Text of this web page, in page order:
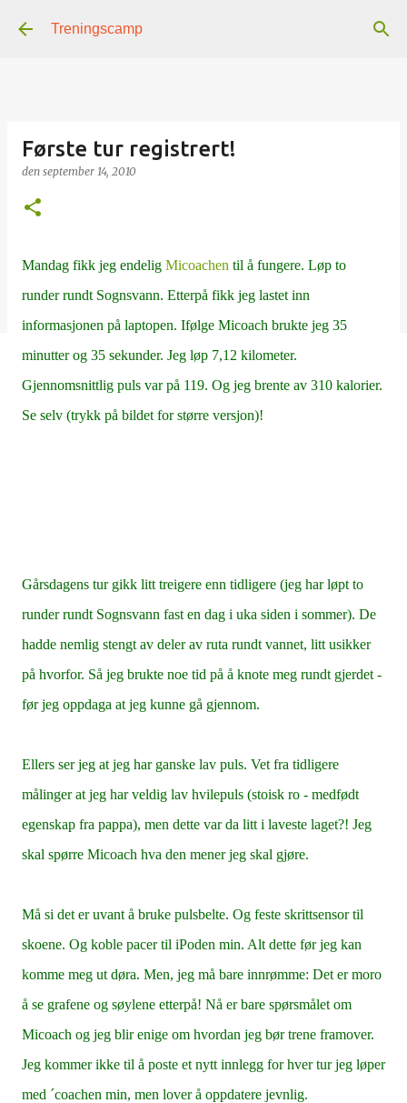
Gå til hovedinnhold
Treningscamp
Første tur registrert!
den september 14, 2010
Mandag fikk jeg endelig Micoachen til å fungere. Løp to
runder rundt Sognsvann. Etterpå fikk jeg lastet inn
informasjonen på laptopen. Ifølge Micoach brukte jeg 35
minutter og 35 sekunder. Jeg løp 7,12 kilometer.
Gjennomsnittlig puls var på 119. Og jeg brente av 310 kalorier.
Se selv (trykk på bildet for større versjon)!
Gårsdagens tur gikk litt treigere enn tidligere (jeg har løpt to
runder rundt Sognsvann fast en dag i uka siden i sommer). De
hadde nemlig stengt av deler av ruta rundt vannet, litt usikker
på hvorfor. Så jeg brukte noe tid på å knote meg rundt gjerdet -
før jeg oppdaga at jeg kunne gå gjennom.
Ellers ser jeg at jeg har ganske lav puls. Vet fra tidligere
målinger at jeg har veldig lav hvilepuls (stoisk ro - medfødt
egenskap fra pappa), men dette var da litt i laveste laget?! Jeg
skal spørre Micoach hva den mener jeg skal gjøre.
Må si det er uvant å bruke pulsbelte. Og feste skrittsensor til
skoene. Og koble pacer til iPoden min. Alt dette før jeg kan
komme meg ut døra. Men, jeg må bare innrømme: Det er moro
å se grafene og søylene etterpå! Nå er bare spørsmålet om
Micoach og jeg blir enige om hvordan jeg bør trene framover.
Jeg kommer ikke til å poste et nytt innlegg for hver tur jeg løper
med ´coachen min, men lover å oppdatere jevnlig.